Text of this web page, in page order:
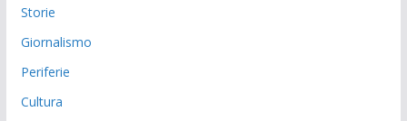
Storie
Giornalismo
Periferie
Cultura